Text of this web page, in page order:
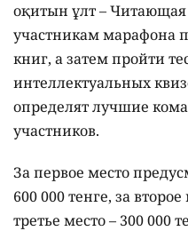
оқитын ұлт –
участникам марафона
книг, а затем пройти
интеллектуальных
определят лучшие
участников.
За первое место
600 000 тенге, за
третье место – 300 000